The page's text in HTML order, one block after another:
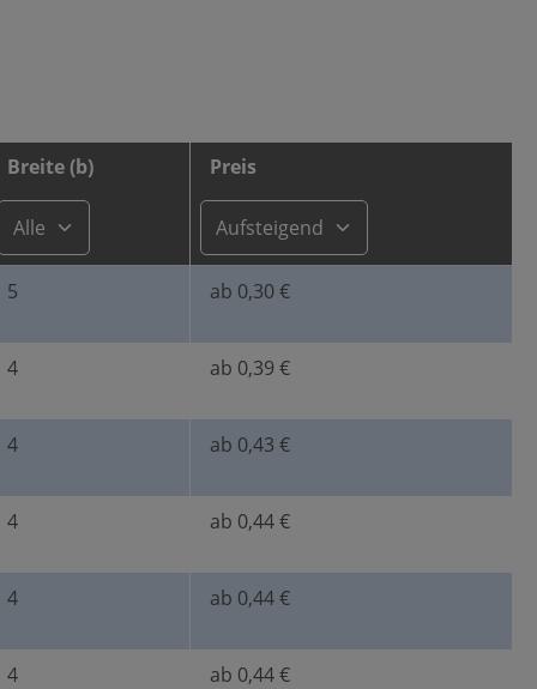
Breite (b) Preis
5 ab 0,30 €
4 ab 0,39 €
4 ab 0,43 €
4 ab 0,44 €
4 ab 0,44 €
4 ab 0,44 €